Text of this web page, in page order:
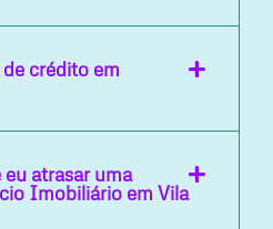
crédito em
atrasar uma
Imobiliário em Vila